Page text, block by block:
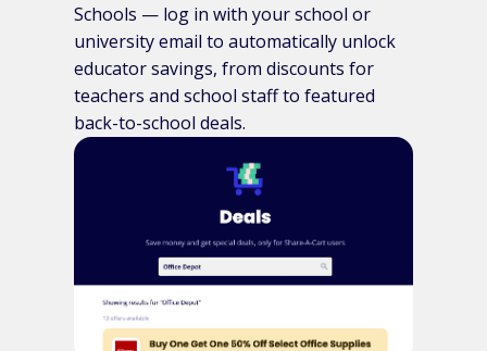
Schools — log in with your school or
university email to automatically unlock
educator savings, from discounts for
teachers and school staff to featured
back-to-school deals.